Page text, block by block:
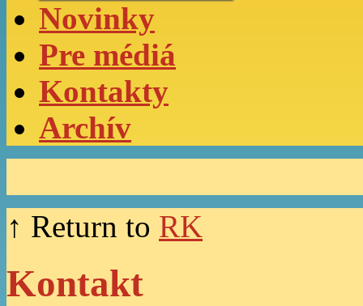
Novinky
Pre médiá
Kontakty
Archív
↑ Return to RK
Kontakt